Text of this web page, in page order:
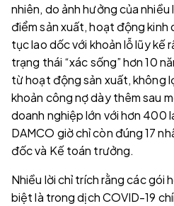
nhiên, do ảnh hưởng của nhiều
điểm sản xuất, hoạt động kinh
tục lao dốc với khoản lỗ lũy kế
trạng thái “xác sống” hơn 10
từ hoạt động sản xuất, không
khoản công nợ dày thêm sau
doanh nghiệp lớn với hơn 400
DAMCO giờ chỉ còn đúng 17
đốc và Kế toán trưởng.
Nhiều lời chỉ trích rằng các gói
biệt là trong dịch COVID-19